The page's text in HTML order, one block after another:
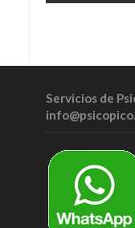
Servicios de